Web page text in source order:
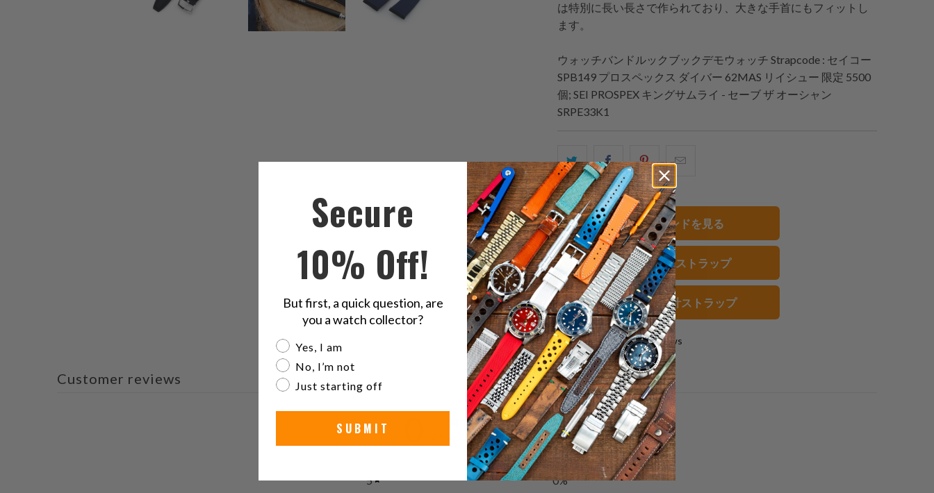
は特別に長い長さで作られており、大きな手首にもフィットし
ます。
ウォッチバンドルックブックデモウォッチ Strapcode : セイコー
SPB149 プロスペックス ダイバー 62MAS リイシュー 限定 5500
個; SEI PROSPEX キングサムライ - セーブ ザ オーシャン
SRPE33K1
こ
の
内
容
を
Twitter
で
共
有
す
る
Facebook
で
共
有
す
る
Pinterest
で
共
有
す
る
ル
を
友
達
に
送
すべてのバンドを見る
レザー 腕時計ストラップ
ブラック 腕時計ストラップ
0 reviews
Customer reviews
0 reviews
5 0%
Secure
10% Off!
But first, a quick question, are
you a watch collector?
Are you a watch collector?
Yes, I am
No, I’m not
Just starting off
SUBMIT